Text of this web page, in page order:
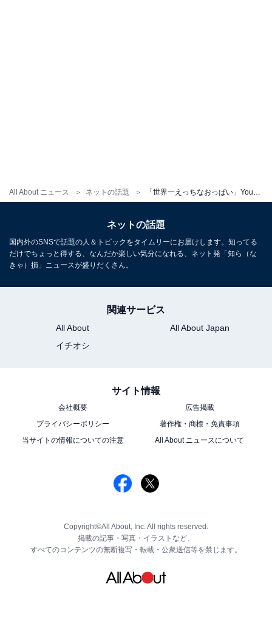
All About ニュース ネットの話題
ネットの話題
国内外のSNSで話題の人＆トピックをタイムリーにお届けします。知ってる
だけでちょっと得する、なんだか楽しい気分になれる、ネット発「知ら（な
きゃ）損」ニュースが盛りだくさん。
関連サービス
All About
All About Japan
イチオシ
サイト情報
会社概要
広告掲載
プライバシーポリシー
著作権・商標・免責事項
当サイトの情報についての注意
All About ニュースについて
Copyright©All About, Inc. All rights reserved.
掲載の記事・写真・イラストなど、
すべてのコンテンツの無断複写・転載・公衆送信等を禁じます。